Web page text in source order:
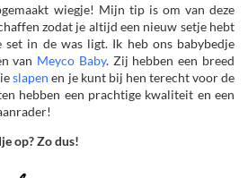
wiegje! Mijn tip is om van deze
zodat je altijd een nieuw setje hebt
set in de was ligt. Ik heb ons babybedje
van Meyco Baby. Zij hebben een breed
slapen en je kunt bij hen terecht voor de
hebben een prachtige kwaliteit en een
op? Zo dus!